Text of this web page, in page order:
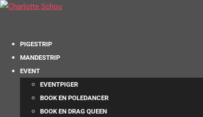
PIGESTRIP
MANDESTRIP
EVENT
EVENTPIGER
BOOK EN POLEDANCER
BOOK EN DRAG QUEEN